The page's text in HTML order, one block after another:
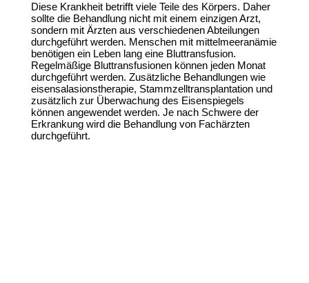
Diese Krankheit betrifft viele Teile des Körpers. Daher
sollte die Behandlung nicht mit einem einzigen Arzt,
sondern mit Ärzten aus verschiedenen Abteilungen
durchgeführt werden. Menschen mit mittelmeeranämie
benötigen ein Leben lang eine Bluttransfusion.
Regelmäßige Bluttransfusionen können jeden Monat
durchgeführt werden. Zusätzliche Behandlungen wie
eisensalasionstherapie, Stammzelltransplantation und
zusätzlich zur Überwachung des Eisenspiegels
können angewendet werden. Je nach Schwere der
Erkrankung wird die Behandlung von Fachärzten
durchgeführt.